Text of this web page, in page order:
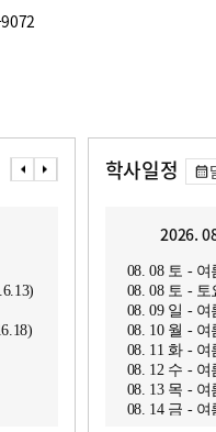
학사일정
2026.
08. 08 토 -
08. 08 토 - 토
08. 09 일 -
08. 10 월 -
08. 11 화 -
08. 12 수 -
08. 13 목 -
08. 14 금 -